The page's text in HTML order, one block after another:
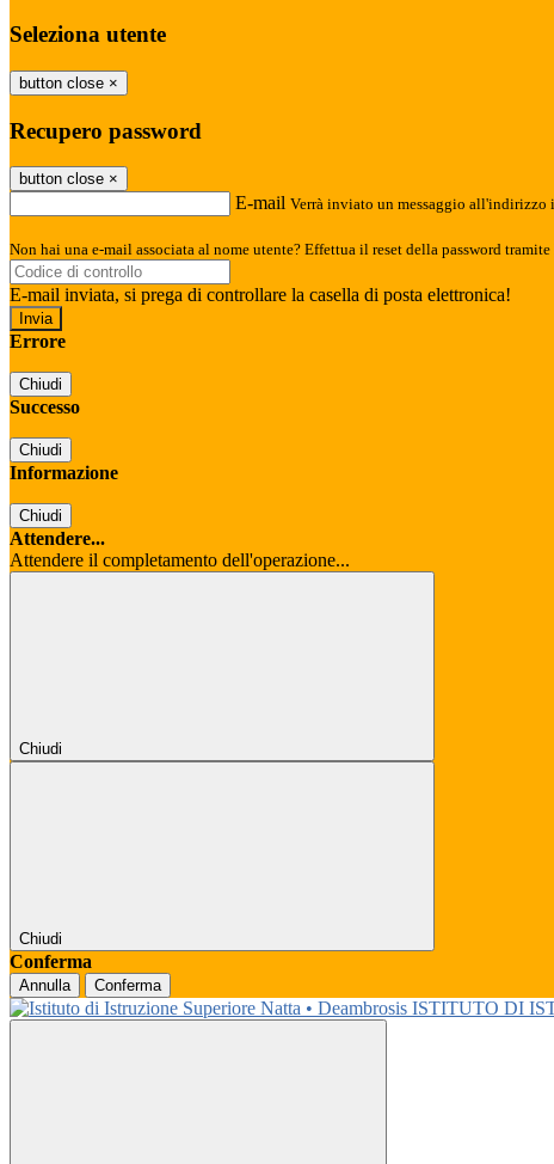
Seleziona utente
button close ×
Recupero password
button close ×
E-mail Verrà inviato un messaggio all'indirizzo
Non hai una e-mail associata al nome utente? Effettua il reset della password tramite
E-mail inviata, si prega di controllare la casella di posta elettronica!
Errore
Chiudi
Successo
Chiudi
Informazione
Chiudi
Attendere...
Attendere il completamento dell'operazione...
Chiudi
Chiudi
Conferma
Annulla Conferma
ISTITUTO DI